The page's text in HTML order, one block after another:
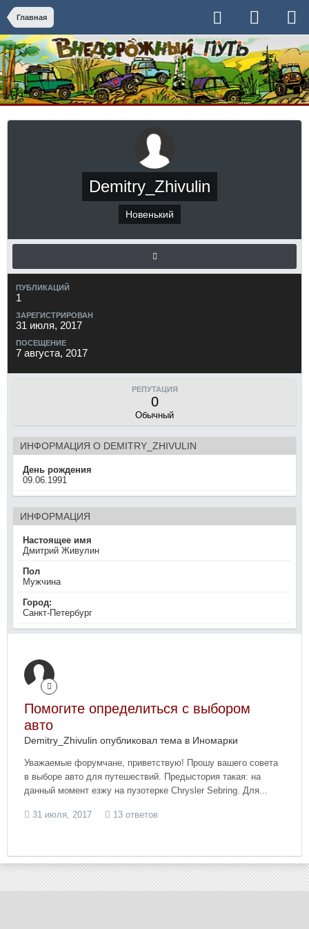
Главная
Demitry_Zhivulin
Новенький
ПУБЛИКАЦИЙ
1
ЗАРЕГИСТРИРОВАН
31 июля, 2017
ПОСЕЩЕНИЕ
7 августа, 2017
РЕПУТАЦИЯ
0
Обычный
ИНФОРМАЦИЯ О DEMITRY_ZHIVULIN
День рождения
09.06.1991
ИНФОРМАЦИЯ
Настоящее имя
Дмитрий Живулин
Пол
Мужчина
Город:
Санкт-Петербург
Помогите определиться с выбором
авто
Demitry_Zhivulin опубликовал тема в Иномарки
Уважаемые форумчане, приветствую! Прошу вашего совета
в выборе авто для путешествий. Предыстория такая: на
данный момент езжу на пузотерке Chrysler Sebring. Для...
31 июля, 2017 13 ответов